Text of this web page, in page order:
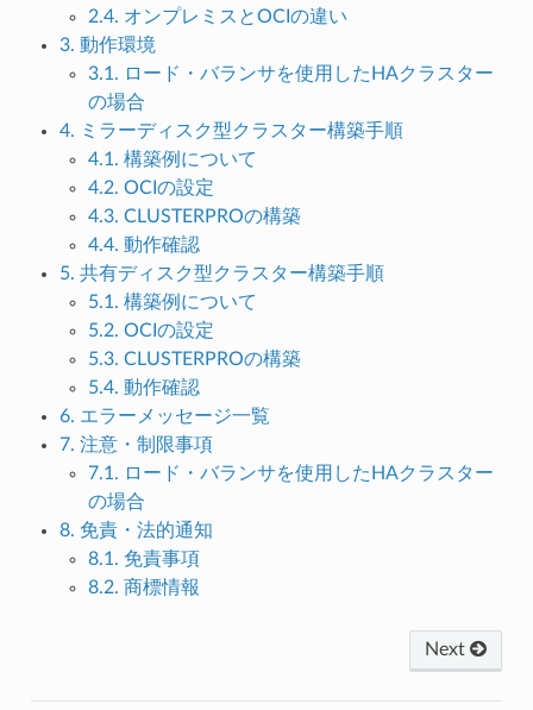
2.4. オンプレミスとOCIの違い
3. 動作環境
3.1. ロード・バランサを使用したHAクラスター
の場合
4. ミラーディスク型クラスター構築手順
4.1. 構築例について
4.2. OCIの設定
4.3. CLUSTERPROの構築
4.4. 動作確認
5. 共有ディスク型クラスター構築手順
5.1. 構築例について
5.2. OCIの設定
5.3. CLUSTERPROの構築
5.4. 動作確認
6. エラーメッセージ一覧
7. 注意・制限事項
7.1. ロード・バランサを使用したHAクラスター
の場合
8. 免責・法的通知
8.1. 免責事項
8.2. 商標情報
Next